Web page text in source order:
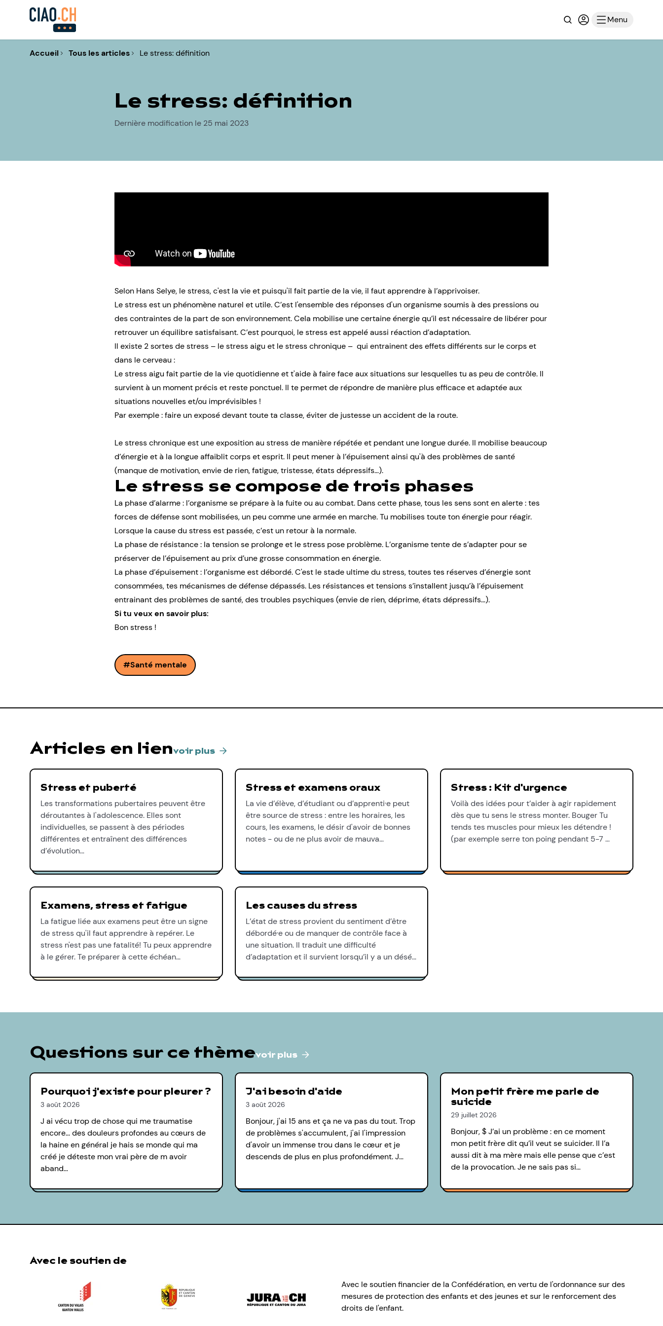
RechercheConnexion ou
Menu
Accueil Tous les articles Le stress: définition
Le stress: définition
Dernière modification le 25 mai 2023
Selon Hans Selye, le stress, c'est la vie et puisqu'il fait partie de la vie, il faut apprendre à l’apprivoiser.
Le stress est un phénomène naturel et utile. C’est l'ensemble des réponses d'un organisme soumis à des pressions ou
des contraintes de la part de son environnement. Cela mobilise une certaine énergie qu’il est nécessaire de libérer pour
retrouver un équilibre satisfaisant. C’est pourquoi, le stress est appelé aussi réaction d’adaptation.
Il existe 2 sortes de stress – le stress aigu et le stress chronique – qui entrainent des effets différents sur le corps et
dans le cerveau :
Le stress aigu fait partie de la vie quotidienne et t'aide à faire face aux situations sur lesquelles tu as peu de contrôle. Il
survient à un moment précis et reste ponctuel. Il te permet de répondre de manière plus efficace et adaptée aux
situations nouvelles et/ou imprévisibles !
Par exemple : faire un exposé devant toute ta classe, éviter de justesse un accident de la route.
Le stress chronique est une exposition au stress de manière répétée et pendant une longue durée. Il mobilise beaucoup
d’énergie et à la longue affaiblit corps et esprit. Il peut mener à l’épuisement ainsi qu'à des problèmes de santé
(manque de motivation, envie de rien, fatigue, tristesse, états dépressifs…).
Le stress se compose de trois phases
La phase d’alarme : l’organisme se prépare à la fuite ou au combat. Dans cette phase, tous les sens sont en alerte : tes
forces de défense sont mobilisées, un peu comme une armée en marche. Tu mobilises toute ton énergie pour réagir.
Lorsque la cause du stress est passée, c’est un retour à la normale.
La phase de résistance : la tension se prolonge et le stress pose problème. L’organisme tente de s’adapter pour se
préserver de l’épuisement au prix d’une grosse consommation en énergie.
La phase d’épuisement : l’organisme est débordé. C'est le stade ultime du stress, toutes tes réserves d’énergie sont
consommées, tes mécanismes de défense dépassés. Les résistances et tensions s’installent jusqu’à l’épuisement
entrainant des problèmes de santé, des troubles psychiques (envie de rien, déprime, états dépressifs…).
Si tu veux en savoir plus:
Bon stress !
Santé mentale
Articles en lienvoir plus
Stress et puberté
Les transformations pubertaires peuvent être
déroutantes à l'adolescence. Elles sont
individuelles, se passent à des périodes
différentes et entraînent des différences
d’évolution…
Stress et examens oraux
La vie d’élève, d’étudiant ou d’apprenti·e peut
être source de stress : entre les horaires, les
cours, les examens, le désir d'avoir de bonnes
notes - ou de ne plus avoir de mauva…
Stress : Kit d'urgence
Voilà des idées pour t’aider à agir rapidement
dès que tu sens le stress monter. Bouger Tu
tends tes muscles pour mieux les détendre !
(par exemple serre ton poing pendant 5-7 …
Examens, stress et fatigue
La fatigue liée aux examens peut être un signe
de stress qu'il faut apprendre à repérer. Le
stress n'est pas une fatalité! Tu peux apprendre
à le gérer. Te préparer à cette échéan…
Les causes du stress
L’état de stress provient du sentiment d’être
débordé·e ou de manquer de contrôle face à
une situation. Il traduit une difficulté
d’adaptation et il survient lorsqu’il y a un désé…
Questions sur ce thèmevoir plus
Pourquoi j'existe pour pleurer ?
3 août 2026
J ai vécu trop de chose qui me traumatise
encore... des douleurs profondes au cœurs de
la haine en général je hais se monde qui ma
créé je déteste mon vrai père de m avoir
aband…
J'ai besoin d'aide
3 août 2026
Bonjour, j'ai 15 ans et ça ne va pas du tout. Trop
de problèmes s'accumulent, j'ai l'impression
d'avoir un immense trou dans le cœur et je
descends de plus en plus profondément. J…
Mon petit frère me parle de
suicide
29 juillet 2026
Bonjour, $ J’ai un problème : en ce moment
mon petit frère dit qu’il veut se suicider. Il l’a
aussi dit à ma mère mais elle pense que c’est
de la provocation. Je ne sais pas si…
Avec le soutien de
Avec le soutien financier de la Confédération, en vertu de l'ordonnance sur des
mesures de protection des enfants et des jeunes et sur le renforcement des
droits de l'enfant.